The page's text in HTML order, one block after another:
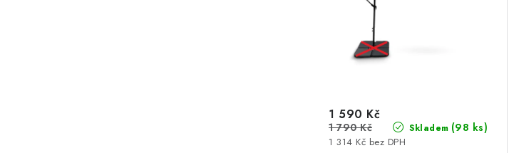
Skladem (98 ks)
1 314 Kč bez DPH
1 590 Kč
1 790 Kč